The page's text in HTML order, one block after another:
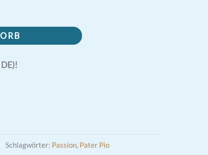
Schlagwörter: Passion, Pater Pio